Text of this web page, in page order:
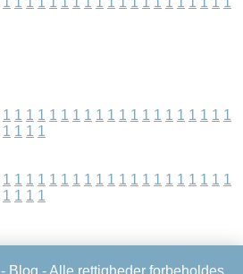
1 1 1 1 1 1 1 1 1 1 1 1 1 1 1 1 1 1 1 1
1 1 1 1
1 1 1 1 1 1 1 1 1 1 1 1 1 1 1 1 1 1 1 1
1 1 1 1
Blog - Alle rettigheder forbeholdes